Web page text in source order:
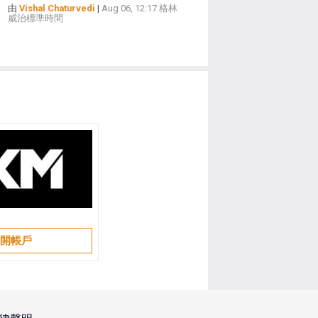
由 Vishal Chaturvedi | Aug 06, 12:17 格林
威治標準時間
開帳戶